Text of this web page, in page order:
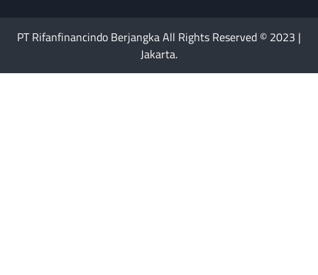
PT Rifanfinancindo Berjangka All Rights Reserved © 2023 |
Jakarta.